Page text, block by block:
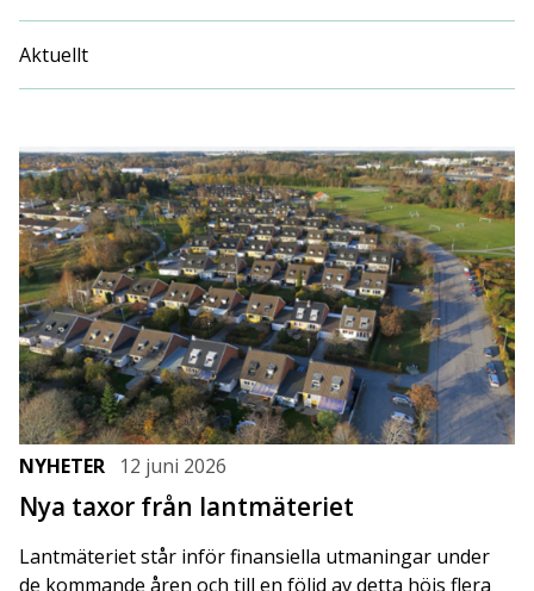
Aktuellt
NYHETER 12 juni 2026
Nya taxor från lantmäteriet
Lantmäteriet står inför finansiella utmaningar under
de kommande åren och till en följd av detta höjs flera